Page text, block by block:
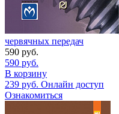
червячных передач
590 руб.
590 руб.
В корзину
239 руб. Онлайн доступ
Ознакомиться